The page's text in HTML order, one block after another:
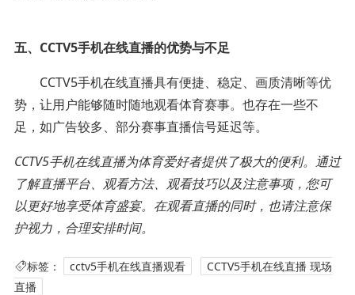
五、CCTV5手机在线直播的优势与不足
CCTV5手机在线直播具有便捷、稳定、画质清晰等优
势，让用户能够随时随地观看体育赛事。也存在一些不
足，如广告较多、部分赛事直播信号延迟等。
CCTV5手机在线直播为体育爱好者提供了极大的便利。通过
了解直播平台、观看方法、观看技巧以及注意事项，您可
以更好地享受体育盛宴。在观看直播的同时，也请注意保
护视力，合理安排时间。
标签： cctv5手机在线直播观看
CCTV5手机在线直播 现场
直播